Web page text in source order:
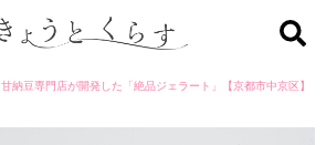
甘納豆専門店が開発した「絶品ジェラート」【京都市中京区】